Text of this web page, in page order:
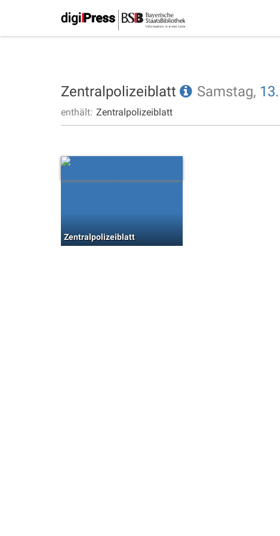
Zentralpolizeiblatt Samstag, 13.
enthält: Zentralpolizeiblatt
Zentralpolizeiblatt